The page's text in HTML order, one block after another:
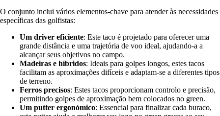
O conjunto inclui vários elementos-chave para atender às necessidades
específicas das golfistas:
Um driver eficiente: Este taco é projetado para oferecer uma
grande distância e uma trajetória de voo ideal, ajudando-a a
alcançar seus objetivos no campo.
Madeiras e híbridos: Ideais para golpes longos, estes tacos
facilitam as aproximações difíceis e adaptam-se a diferentes tipos
de terreno.
Ferros precisos: Estes tacos proporcionam controlo e precisão,
permitindo golpes de aproximação bem colocados no green.
Um putter ergonómico: Essencial para finalizar cada buraco,